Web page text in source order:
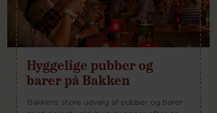
Hyggelige pubber og
barer på Bakken
Bakkens store udvalg af pubber og barer